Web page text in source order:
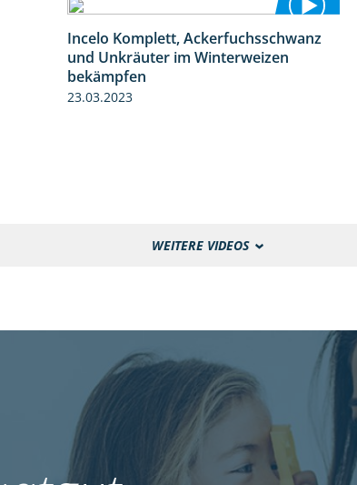
1:23
Incelo Komplett, Ackerfuchsschwanz
und Unkräuter im Winterweizen
bekämpfen
23.03.2023
WEITERE VIDEOS